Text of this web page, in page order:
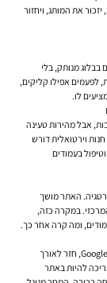
את המותג, ויחזור
בבלוג מנותק, בלי
לפעמים אפילו קליקים,
לו.
אבל מהירות טעינה
חנות וירטואלית דורש
בעמודים
האתר מושך
במקרה כזה,
ומה קרה אחר כך.
ג'ון מולר, מהקולות המוכרים ביותר בתקשורת של Google Search Central, חזר לאורך
להיות באתר